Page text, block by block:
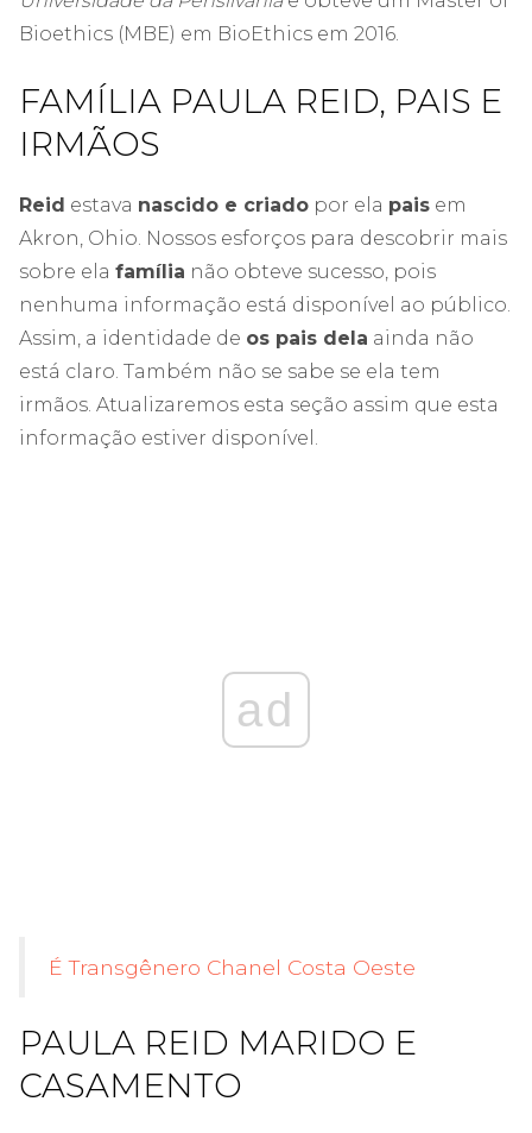
Bioethics (MBE) em BioEthics em 2016.
FAMÍLIA PAULA REID, PAIS E
IRMÃOS
Reid estava nascido e criado por ela pais em
Akron, Ohio. Nossos esforços para descobrir mais
sobre ela família não obteve sucesso, pois
nenhuma informação está disponível ao público.
Assim, a identidade de os pais dela ainda não
está claro. Também não se sabe se ela tem
irmãos. Atualizaremos esta seção assim que esta
informação estiver disponível.
ad
É Transgênero Chanel Costa Oeste
PAULA REID MARIDO E
CASAMENTO